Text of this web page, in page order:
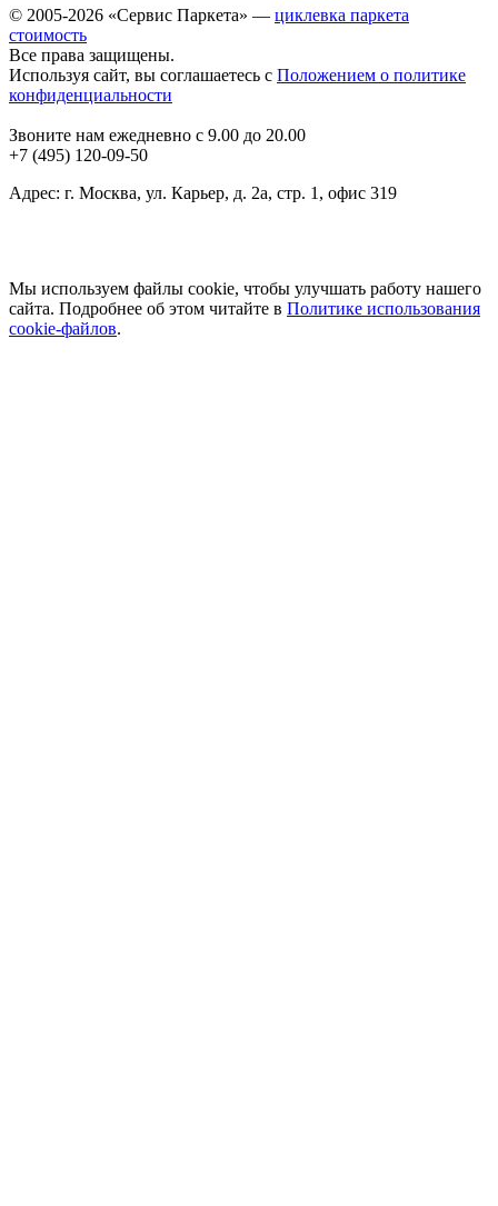
© 2005-2026 «Сервис Паркета» — циклевка паркета
стоимость
Все права защищены.
Используя сайт, вы соглашаетесь с Положением о политике
конфиденциальности
Звоните нам ежедневно с 9.00 до 20.00
+7 (495) 120-09-50
Адрес: г. Москва, ул. Карьер, д. 2а, стр. 1, офис 319
Мы используем файлы cookie, чтобы улучшать работу нашего
сайта. Подробнее об этом читайте в Политике использования
cookie-файлов.